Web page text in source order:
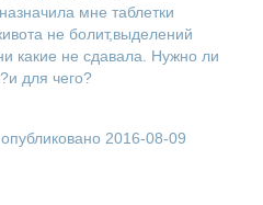
мне таблетки
не болит,выделений
какие не сдавала. Нужно ли
для чего?
2016-08-09